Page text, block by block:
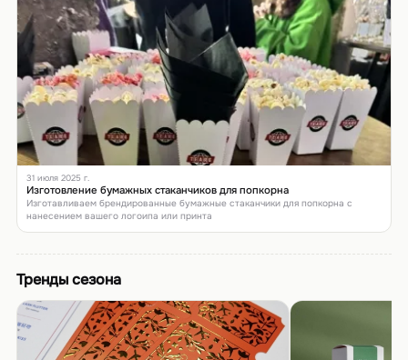
31 июля 2025 г.
Изготовление бумажных стаканчиков для попкорна
Изготавливаем брендированные бумажные стаканчики для попкорна с
нанесением вашего логоипа или принта
Тренды сезона